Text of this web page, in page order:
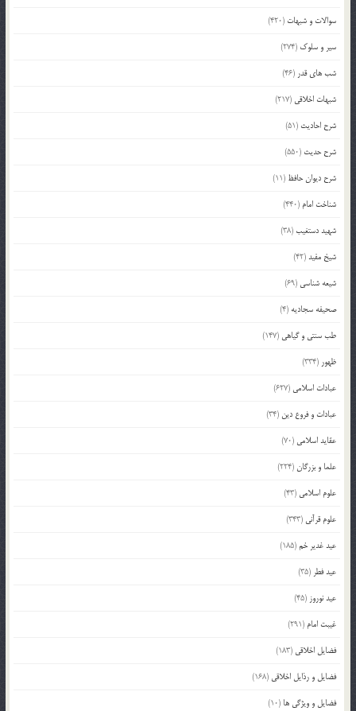
سوالات و شبهات (420)
سیر و سلوک (274)
شب های قدر (46)
شبهات اخلاقی (217)
شرح احادیث (51)
شرح حدیث (550)
شرح دیوان حافظ (11)
شناخت امام (440)
شهید دستغیب(38)
شیخ مفید(42)
شیعه شناسی (69)
صحیفه سجادیه (4)
طب سنتی و گیاهی (147)
ظهور (334)
عبادات اسلامی (627)
عبادات و فروع دین (34)
عقاید اسلامی (70)
علما و بزرگان(224)
علوم اسلامی (43)
علوم قرآنی (343)
عید غدیر خم(185)
عید فطر (35)
عید نوروز (45)
غیبت امام (291)
فضایل اخلاقی (183)
فضایل و رذایل اخلاقی (168)
فضایل و ویژگی ها (10)